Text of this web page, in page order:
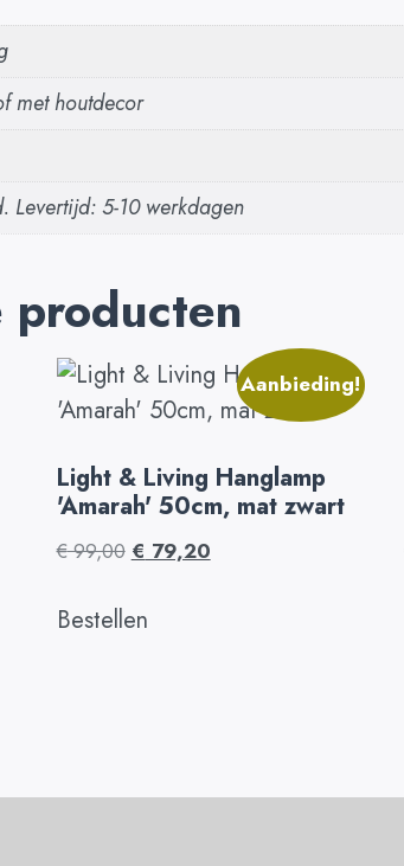
met houtdecor
Levertijd: 5-10 werkdagen
Aanbieding!
Light & Living Hanglamp
'Amarah' 50cm, mat zwart
€99,00 € 79,20
Bestellen